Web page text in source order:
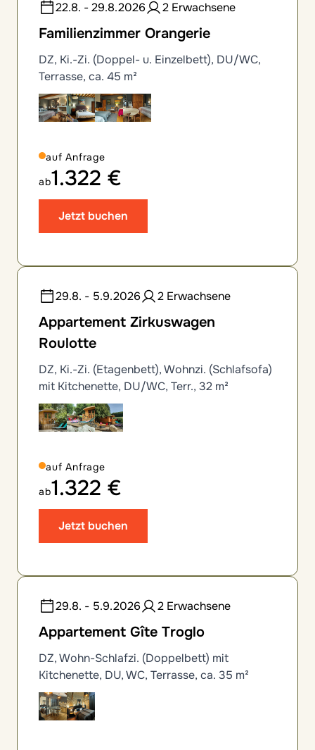
22.8. - 29.8.2026 2 Erwachsene
Familienzimmer Orangerie
DZ, Ki.-Zi. (Doppel- u. Einzelbett), DU/WC,
Terrasse, ca. 45 m²
auf Anfrage
ab1.322 €
Jetzt buchen
29.8. - 5.9.2026 2 Erwachsene
Appartement Zirkuswagen
Roulotte
DZ, Ki.-Zi. (Etagenbett), Wohnzi. (Schlafsofa)
mit Kitchenette, DU/WC, Terr., 32 m²
auf Anfrage
ab1.322 €
Jetzt buchen
29.8. - 5.9.2026 2 Erwachsene
Appartement Gîte Troglo
DZ, Wohn-Schlafzi. (Doppelbett) mit
Kitchenette, DU, WC, Terrasse, ca. 35 m²